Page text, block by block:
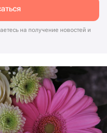
на получение новостей и